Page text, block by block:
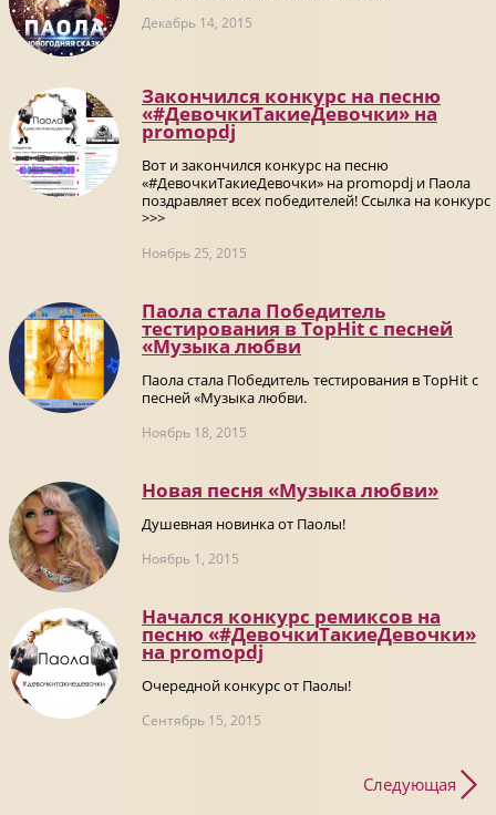
Декабрь 14, 2015
Закончился конкурс на песню
«#ДевочкиТакиеДевочки» на
promоpdj
Вот и закончился конкурс на песню
«#ДевочкиТакиеДевочки» на promоpdj и Паола
поздравляет всех победителей! Ссылка на конкурс
>>>
Ноябрь 25, 2015
Паола стала Победитель
тестирования в TopHit с песней
«Музыка любви
Паола стала Победитель тестирования в TopHit с
песней «Музыка любви.
Ноябрь 18, 2015
Новая песня «Музыка любви»
Душевная новинка от Паолы!
Ноябрь 1, 2015
Начался конкурс ремиксов на
песню «#ДевочкиТакиеДевочки»
на promоpdj
Очередной конкурс от Паолы!
Сентябрь 15, 2015
Следующая